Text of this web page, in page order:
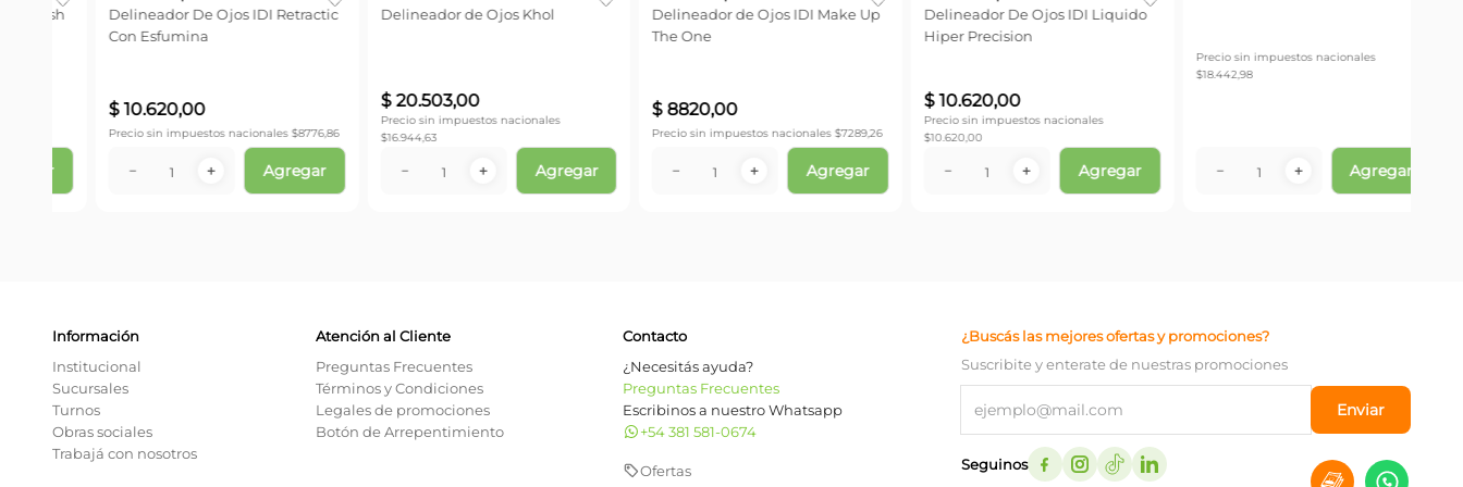
Delineador De Ojos IDI Liquido
Hiper Precision
620, 00
Precio sin impuestos nacionales
10.620,00
＋ Agregar
Delineador Scandaleyes Wp
316,00
Precio sin impuestos nacionales
18.442,98
＋ Agregar
Delineador de Ojos en Lapiz
Maybelline Master Precise
No disponible No disponible No disponible
Información
Institucional
Sucursales
Turnos
Obras sociales
Trabajá con nosotros
Atención al Cliente
Preguntas Frecuentes
Términos y Condiciones
Legales de promociones
Botón de Arrepentimiento
Contacto
¿Necesitás ayuda?
Preguntas Frecuentes
Escribinos a nuestro Whatsapp
+54 381 581-0674
Ofertas
¿Buscás las mejores ofertas y promociones?
Suscribite y enterate de nuestras promociones
Enviar
Seguinos